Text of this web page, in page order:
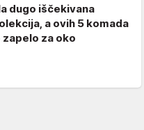
dugo iščekivana
a ovih 5 komada
zapelo za oko